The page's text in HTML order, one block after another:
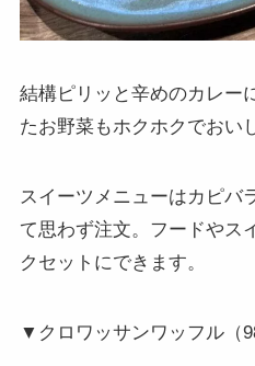
結構ピリッと辛めのカレー
たお野菜もホクホクでおい
スイーツメニューはカピバ
て思わず注文。フードやス
クセットにできます。
▼クロワッサンワッフル（